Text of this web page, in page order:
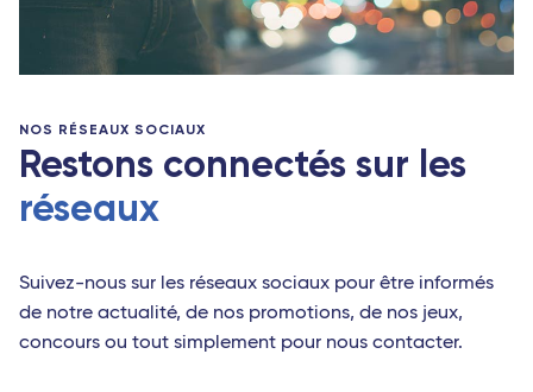
NOS RÉSEAUX SOCIAUX
Restons connectés sur les
réseaux
Suivez-nous sur les réseaux sociaux pour être informés
de notre actualité, de nos promotions, de nos jeux,
concours ou tout simplement pour nous contacter.